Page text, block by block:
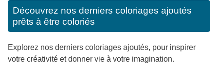
Découvrez nos derniers coloriages ajoutés
prêts à être coloriés
Explorez nos derniers coloriages ajoutés, pour inspirer
votre créativité et donner vie à votre imagination.